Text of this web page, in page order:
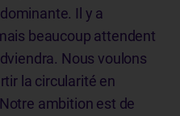
Il y a
beaucoup attendent
Nous voulons
la circularité en
ambition est de